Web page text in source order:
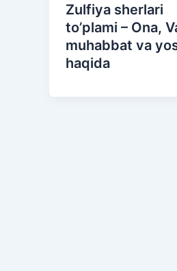
Zulfiya sherlari
to’plami – Ona,
muhabbat va
haqida